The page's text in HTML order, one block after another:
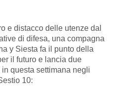
e distacco delle utenze dal
di difesa, una compagna
y Siesta fa il punto della
il futuro e lancia due
questa settimana negli
10: